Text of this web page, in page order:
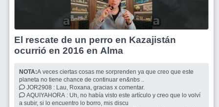
El rescate de un perro en Kazajistán
ocurrió en 2016 en Alma
NOTA:A veces ciertas cosas me sorprenden ya que creo que este
planeta no tiene chance de continuar en&nbs ..
JOR2908 : Lau, Roxana, gracias x comentar.
AQUIYAHORA : Uh, no había visto este artículo y creo que lo volví
a subir, si lo encuentro lo borro, mis discu